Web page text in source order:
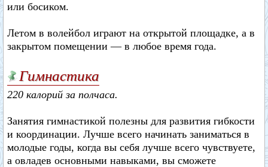
или босиком.
Летом в волейбол играют на открытой площадке, а в
закрытом помещении — в любое время года.
Гимнастика
220 калорий за полчаса.
Занятия гимнастикой полезны для развития гибкости
и координации. Лучше всего начинать заниматься в
молодые годы, когда вы себя лучше всего чувствуете,
а овладев основными навыками, вы сможете